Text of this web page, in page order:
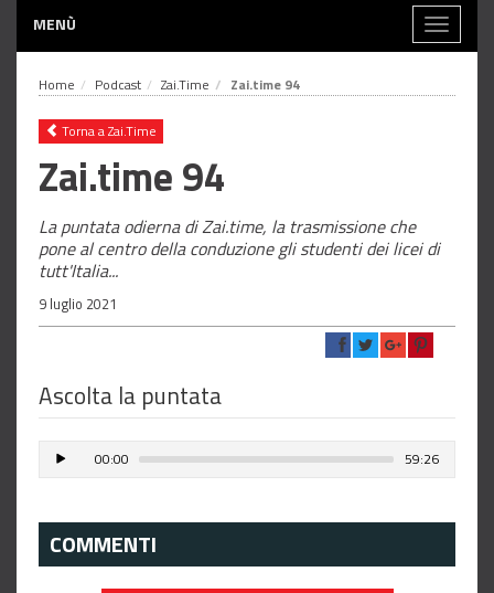
MENÙ
Toggle
Home Podcast Zai.Time Zai.time 94
Torna a Zai.Time
Zai.time 94
La puntata odierna di Zai.time, la trasmissione che
pone al centro della conduzione gli studenti dei licei di
tutt'Italia...
9 luglio 2021
Ascolta la puntata
00:00 59:26
COMMENTI